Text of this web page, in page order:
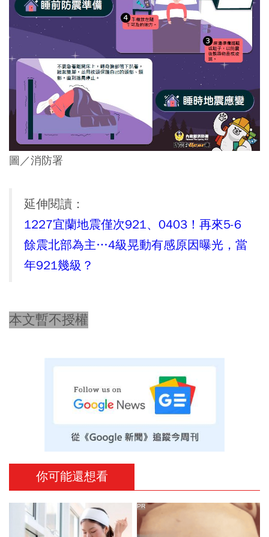
圖／消防署
延伸閱讀：
1227宜蘭地震僅次921、0403！再來5-6
餘震北部為主…4級晃動有感原因曝光，當
年921幾級？
本文暫不授權
你可能還想看
PR